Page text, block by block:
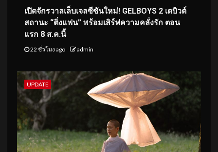
เปิดจักรวาลเล็บเจลซีซันใหม่! GELBOYS 2 เดบิวต์
สถานะ “ติ่งแฟน” พร้อมเสิร์ฟความคลั่งรัก ตอน
แรก 8 ส.ค.นี้
22 ชั่วโมง ago admin
UPDATE